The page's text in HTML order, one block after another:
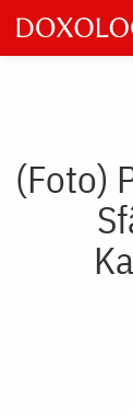
Skip
to
main
(Foto)